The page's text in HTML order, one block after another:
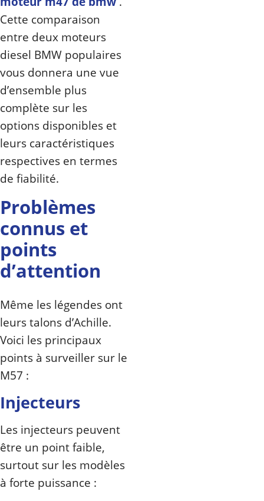
Cette comparaison
entre deux moteurs
diesel BMW populaires
vous donnera une vue
d’ensemble plus
complète sur les
options disponibles et
leurs caractéristiques
respectives en termes
de fiabilité.
Problèmes
connus et
points
d’attention
Même les légendes ont
leurs talons d’Achille.
Voici les principaux
points à surveiller sur le
M57 :
Injecteurs
Les injecteurs peuvent
être un point faible,
surtout sur les modèles
à forte puissance :